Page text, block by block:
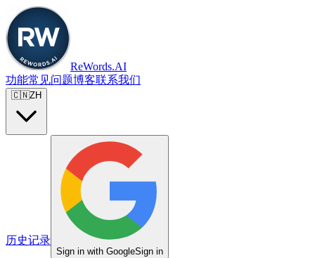
ReWords.AI
功能常见问题博客联系我们
🇨🇳ZH
历史记录
Sign in with GoogleSign in